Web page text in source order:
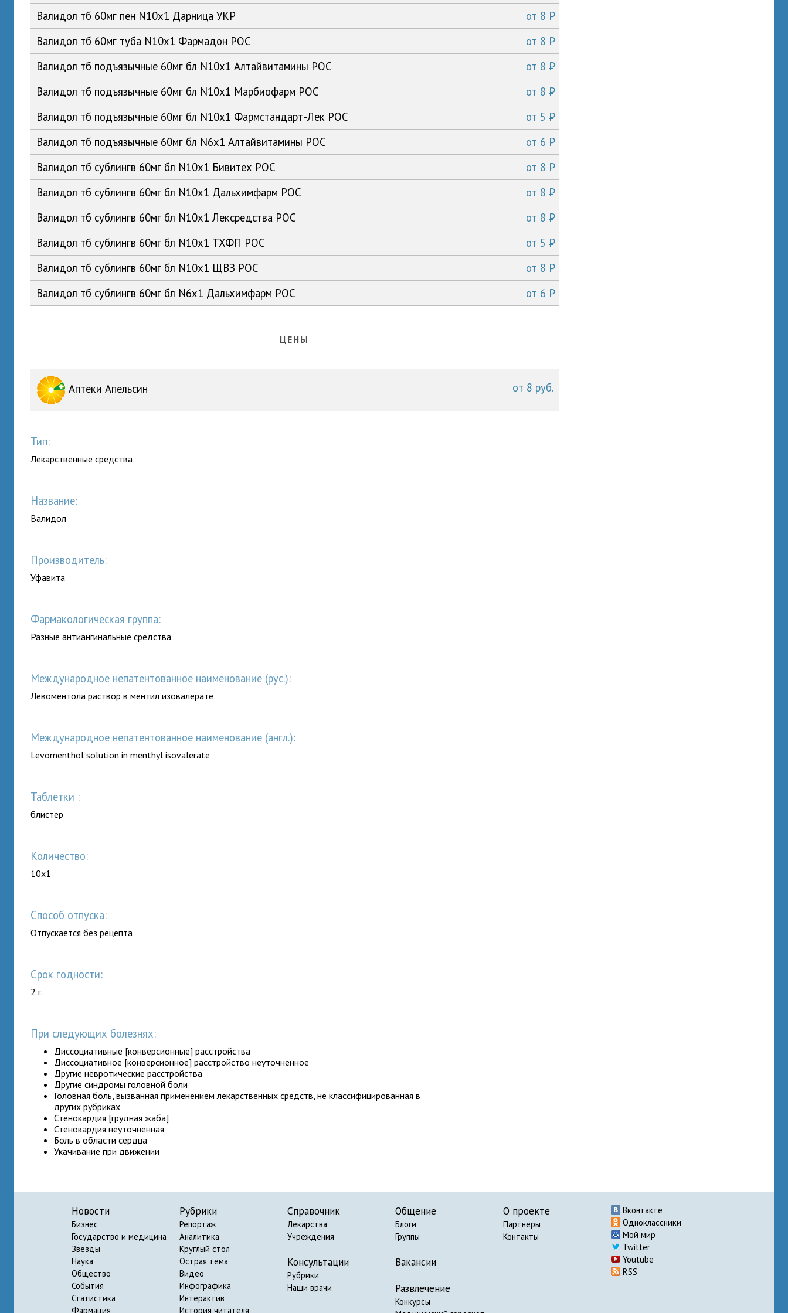
от 8P
Валидол тб 60мг пен N10x1 Дарница УКР
от 8P
Валидол тб 60мг туба N10x1 Фармадон РОС
от 8P
Валидол тб подъязычные 60мг бл N10x1 Алтайвитамины РОС
от 8P
Валидол тб подъязычные 60мг бл N10x1 Марбиофарм РОС
от 5P
Валидол тб подъязычные 60мг бл N10x1 Фармстандарт-Лек РОС
от 6P
Валидол тб подъязычные 60мг бл N6x1 Алтайвитамины РОС
от 8P
Валидол тб сублингв 60мг бл N10x1 Бивитех РОС
от 8P
Валидол тб сублингв 60мг бл N10x1 Дальхимфарм РОС
от 8P
Валидол тб сублингв 60мг бл N10x1 Лексредства РОС
от 5P
Валидол тб сублингв 60мг бл N10x1 ТХФП РОС
от 8P
Валидол тб сублингв 60мг бл N10x1 ЩВЗ РОС
от 6P
Валидол тб сублингв 60мг бл N6x1 Дальхимфарм РОС
ЦЕНЫ
Аптеки Апельсин от 8 руб.
Тип:
Лекарственные средства
Название:
Валидол
Производитель:
Уфавита
Фармакологическая группа:
Разные антиангинальные средства
Международное непатентованное наименование (рус.):
Левоментола раствор в ментил изовалерате
Международное непатентованное наименование (англ.):
Levomenthol solution in menthyl isovalerate
таблетки :
блистер
Количество:
10x1
Способ отпуска:
Отпускается без рецепта
Срок годности:
2 г.
При следующих болезнях:
Диссоциативные [конверсионные] расстройства
Диссоциативное [конверсионное] расстройство неуточненное
Другие невротические расстройства
Другие синдромы головной боли
Головная боль, вызванная применением лекарственных средств, не классифицированная в
других рубриках
Стенокардия [грудная жаба]
Стенокардия неуточненная
Боль в области сердца
Укачивание при движении
Новости
Бизнес
Государство и медицина
Звезды
Наука
Общество
События
Статистика
Фармация
Рубрики
Репортаж
Аналитика
Круглый стол
Острая тема
Видео
Инфографика
Интерактив
История читателя
Справочник
Лекарства
Учреждения
Консультации
Рубрики
Наши врачи
Общение
Блоги
Группы
Вакансии
Развлечение
Конкурсы
О проекте
Партнеры
Контакты
Вконтакте
Одноклассники
Мой мир
Twitter
Youtube
RSS